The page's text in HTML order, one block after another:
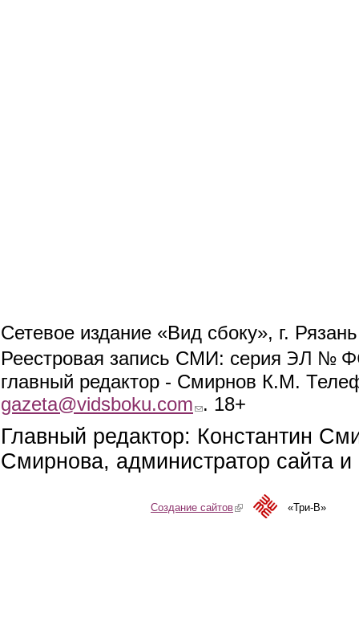
Сетевое издание «Вид сбоку», г.
Реестровая запись СМИ: серия ЭЛ №
главный редактор - Смирнов К.М.
gazeta@vidsboku.com (link sends e-mail)
. 18+
Главный редактор: Константин
Смирнова, администратор сайта
Создание сайтов(link is external)«Три-В»